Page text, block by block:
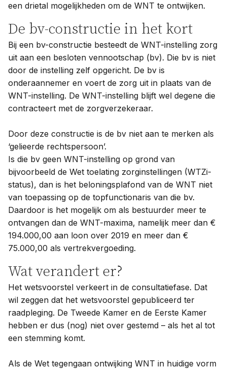
een drietal mogelijkheden om de WNT te ontwijken.
De bv-constructie in het kort
Bij een bv-constructie besteedt de WNT-instelling zorg
uit aan een besloten vennootschap (bv). Die bv is niet
door de instelling zelf opgericht. De bv is
onderaannemer en voert de zorg uit in plaats van de
WNT-instelling. De WNT-instelling blijft wel degene die
contracteert met de zorgverzekeraar.
Door deze constructie is de bv niet aan te merken als
‘gelieerde rechtspersoon’.
Is die bv geen WNT-instelling op grond van
bijvoorbeeld de Wet toelating zorginstellingen (WTZi-
status), dan is het beloningsplafond van de WNT niet
van toepassing op de topfunctionaris van die bv.
Daardoor is het mogelijk om als bestuurder meer te
ontvangen dan de WNT-maxima, namelijk meer dan €
194.000,00 aan loon over 2019 en meer dan €
75.000,00 als vertrekvergoeding.
Wat verandert er?
Het wetsvoorstel verkeert in de consultatiefase. Dat
wil zeggen dat het wetsvoorstel gepubliceerd ter
raadpleging. De Tweede Kamer en de Eerste Kamer
hebben er dus (nog) niet over gestemd – als het al tot
een stemming komt.
Als de Wet tegengaan ontwijking WNT in huidige vorm